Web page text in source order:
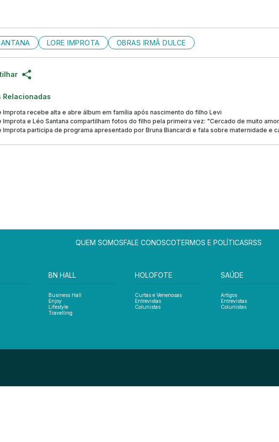
LORE IMPROTA OBRAS IRMÃ DULCE
Relacionadas
Improta recebe alta e abre álbum em família após nascimento do filho Levi
Improta e Léo Santana compartilham fotos do filho pela primeira vez: "Cercado de muito
Improta participa de programa apresentado por Bruna Biancardi e fala sobre maternidade e
QUEM SOMOSFALE CONOSCOTERMOS E POLÍTICASRSS
BN HALL
Business Hall
Enjoy
Lifestyle
Travelling
HOLOFOTE
Curtas e Venenosas
Entrevistas
Colunistas
SAÚDE
Artigos
Entrevistas
Colunistas